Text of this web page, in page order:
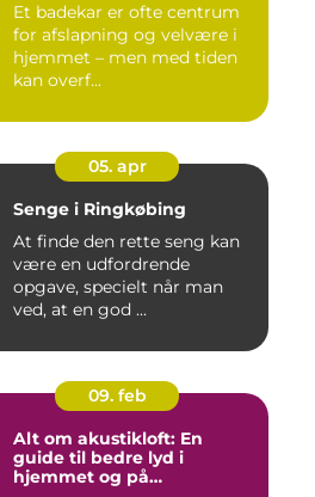
Et badekar er ofte centrum
for afslapning og velvære i
hjemmet – men med tiden
kan overf...
05. apr
Senge i Ringkøbing
At finde den rette seng kan
være en udfordrende
opgave, specielt når man
ved, at en god ...
09. feb
Alt om akustikloft: En
guide til bedre lyd i
hjemmet og på